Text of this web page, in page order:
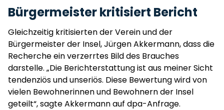
Bürgermeister kritisiert Bericht
Gleichzeitig kritisierten der Verein und der
Bürgermeister der Insel, Jürgen Akkermann, dass die
Recherche ein verzerrtes Bild des Brauches
darstelle. „Die Berichterstattung ist aus meiner Sicht
tendenziös und unseriös. Diese Bewertung wird von
vielen Bewohnerinnen und Bewohnern der Insel
geteilt“, sagte Akkermann auf dpa-Anfrage.